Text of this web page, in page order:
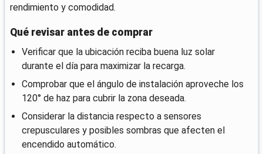
rendimiento y comodidad.
Qué revisar antes de comprar
Verificar que la ubicación reciba buena luz solar
durante el día para maximizar la recarga.
Comprobar que el ángulo de instalación aproveche los
120° de haz para cubrir la zona deseada.
Considerar la distancia respecto a sensores
crepusculares y posibles sombras que afecten el
encendido automático.